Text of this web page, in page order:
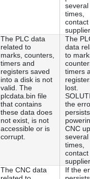
several
times,
supplier
The PLC data
related to
marks, counters,
timers and
registers saved
into a disk is not
valid. The
plcdata.bin file
that contains
these data does
not exist, is not
accessible or is
corrupt.
The
data
to
timers
lost.
the
CNC up
several
times,
The CNC data
If the